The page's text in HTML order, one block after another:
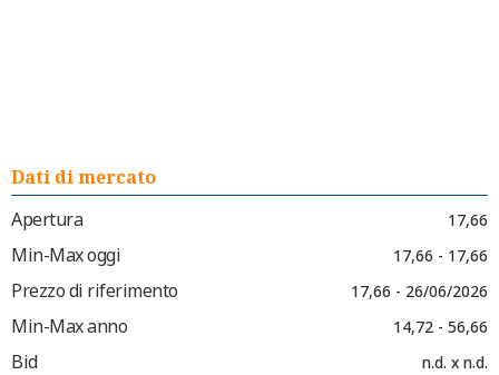
Dati di mercato
Apertura
17,66
Min-Max oggi 17,66 - 17,66
Prezzo di riferimento 17,66 - 26/06/2026
Min-Max anno 14,72 - 56,66
Bid n.d. x n.d.